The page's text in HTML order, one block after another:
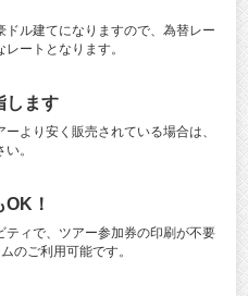
ドル建てになりますので、為替レー
ートとなります。
します
より安く販売されている場合は、
。
！
ティで、ツアー参加券の印刷が不要
のご利用可能です。